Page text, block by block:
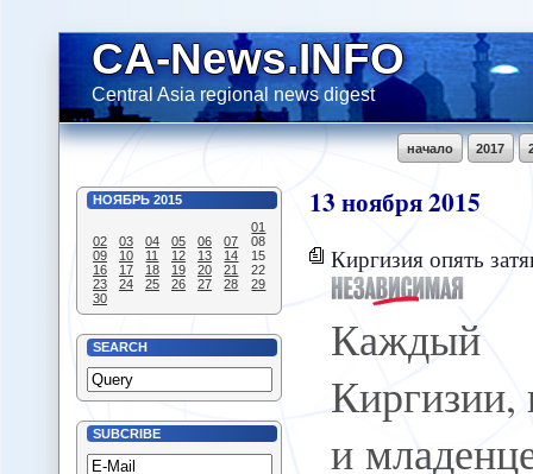
CA-News.INFO
Central Asia regional news digest
2017
начало
НОЯБРЬ 2015
01
02
03 04 05 06 07
08
09
10 11 12 13 14
15
16
17 18 19 20 21
22
23
24 25 26 27 28
29
30
SEARCH
SUBCRIBE
13ноября2015
Киргизия опять
Киргизии,
и